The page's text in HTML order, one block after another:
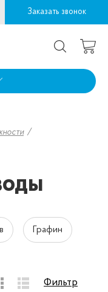
Заказать звонок
Графин
Фильтр